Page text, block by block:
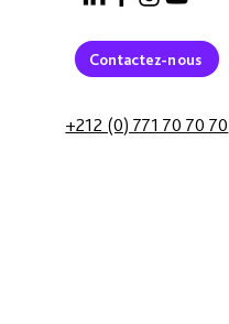
Contactez-nous
+212 (0) 771 70 70 70